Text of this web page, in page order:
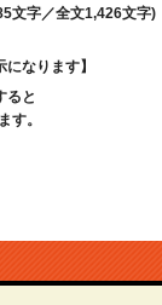
文字／全文1,426文字)
なります】
ると
す。